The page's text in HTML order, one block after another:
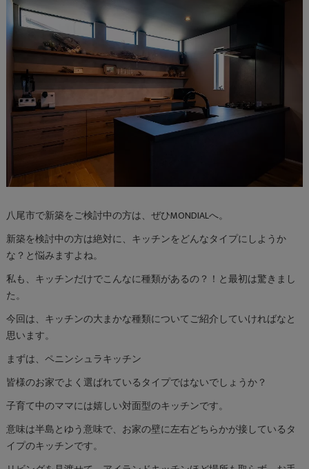
八尾市で新築をご検討中の方は、ぜひMONDIALへ。
新築を検討中の方は絶対に、キッチンをどんなタイプにしようか
な？と悩みますよね。
私も、キッチンだけでこんなに種類があるの？！と最初は驚きまし
た。
今回は、キッチンの大まかな種類についてご紹介していければなと
思います。
まずは、ペニンシュラキッチン
皆様のお家でよく選ばれているタイプではないでしょうか？
子育て中のママには嬉しい対面型のキッチンです。
意味は半島とゆう意味で、お家の壁に左右どちらかが接しているタ
イプのキッチンです。